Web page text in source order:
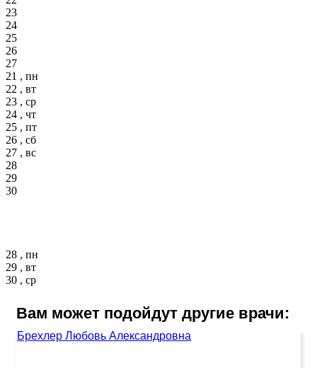
23
24
25
26
27
21 , пн
22 , вт
23 , ср
24 , чт
25 , пт
26 , сб
27 , вс
28
29
30
28 , пн
29 , вт
30 , ср
Вам может подойдут другие врачи:
Брехлер Любовь Александровна